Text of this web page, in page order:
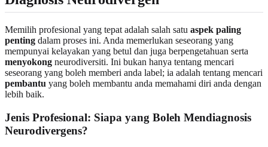
Memilih profesional yang tepat adalah salah satu aspek paling
penting dalam proses ini. Anda memerlukan seseorang yang
mempunyai kelayakan yang betul dan juga berpengetahuan serta
menyokong neurodiversiti. Ini bukan hanya tentang mencari
seseorang yang boleh memberi anda label; ia adalah tentang mencari
pembantu yang boleh membantu anda memahami diri anda dengan
lebih baik.
Jenis Profesional: Siapa yang Boleh Mendiagnosis
Neurodivergens?